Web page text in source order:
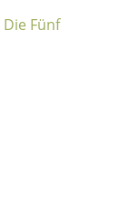
Die Fünf